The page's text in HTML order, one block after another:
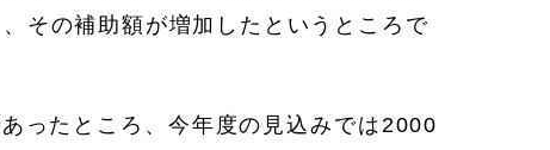
その補助額が増加したというところで
ったところ、今年度の見込みでは2000